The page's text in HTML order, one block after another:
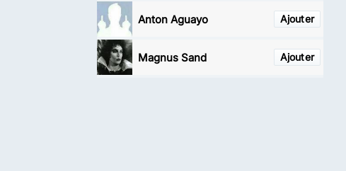
Ajouter
Anton Aguayo
Ajouter
Magnus Sand